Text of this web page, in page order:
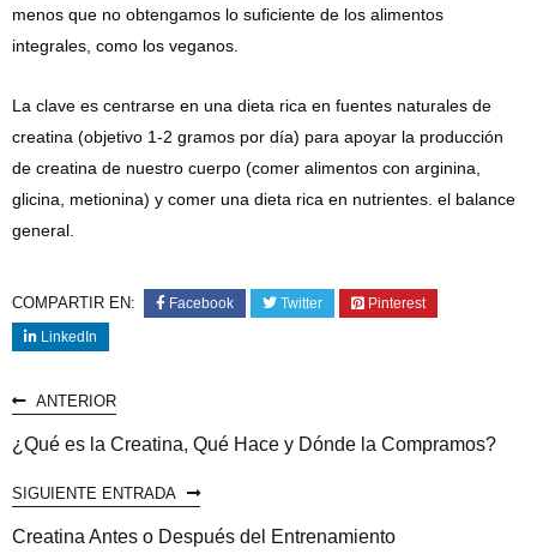
menos que no obtengamos lo suficiente de los alimentos
integrales, como los veganos.
La clave es centrarse en una dieta rica en fuentes naturales de
creatina (objetivo 1-2 gramos por día) para apoyar la producción
de creatina de nuestro cuerpo (comer alimentos con arginina,
glicina, metionina) y comer una dieta rica en nutrientes. el balance
general.
COMPARTIR EN: Facebook Twitter
Pinterest
LinkedIn
ANTERIOR
¿Qué es la Creatina, Qué Hace y Dónde la Compramos?
SIGUIENTE ENTRADA
Creatina Antes o Después del Entrenamiento